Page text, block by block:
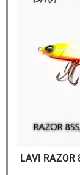
LAVI RAZOR